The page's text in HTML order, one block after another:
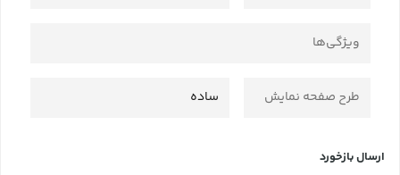
ویژگی‌ها
طرح صفحه نمایش ساده
ارسال بازخورد